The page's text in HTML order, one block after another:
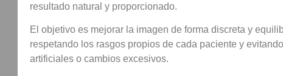
resultado natural y proporcionado.
El objetivo es mejorar la imagen de forma discreta y
respetando los rasgos propios de cada paciente y
artificiales o cambios excesivos.